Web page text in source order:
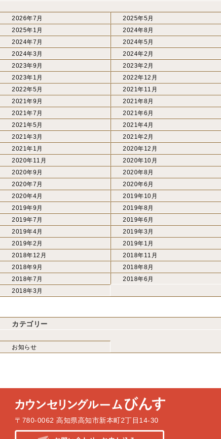
2026年7月
2025年5月
2025年1月
2024年8月
2024年7月
2024年5月
2024年3月
2024年2月
2023年9月
2023年2月
2023年1月
2022年12月
2022年5月
2021年11月
2021年9月
2021年8月
2021年7月
2021年6月
2021年5月
2021年4月
2021年3月
2021年2月
2021年1月
2020年12月
2020年11月
2020年10月
2020年9月
2020年8月
2020年7月
2020年6月
2020年4月
2019年10月
2019年9月
2019年8月
2019年7月
2019年6月
2019年4月
2019年3月
2019年2月
2019年1月
2018年12月
2018年11月
2018年9月
2018年8月
2018年7月
2018年6月
2018年3月
カテゴリー
お知らせ
〒780-0062 高知県高知市新本町2丁目14-30